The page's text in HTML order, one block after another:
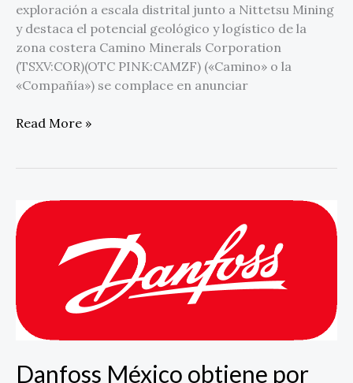
exploración a escala distrital junto a Nittetsu Mining
y destaca el potencial geológico y logístico de la
zona costera Camino Minerals Corporation
(TSXV:COR)(OTC PINK:CAMZF) («Camino» o la
«Compañía») se complace en anunciar
Read More »
Danfoss México obtiene por
Danfoss
México
años
consecutivos
ESR